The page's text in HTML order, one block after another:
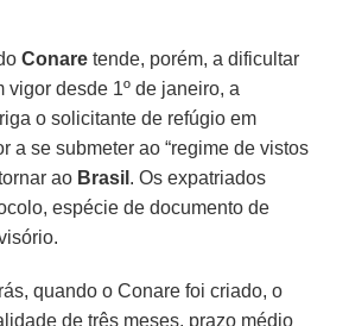
Conare tende, porém, a dificultar
vigor desde 1º de janeiro, a
o solicitante de refúgio em
a se submeter ao “regime de vistos
ao Brasil . Os expatriados
espécie de documento de
quando o Conare foi criado, o
de três meses, prazo médio